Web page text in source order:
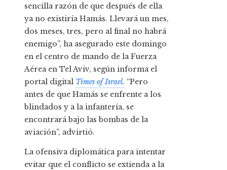
sencilla razón de que después de ella
ya no existiría Hamás. Llevará un mes,
dos meses, tres, pero al final no habrá
enemigo”, ha asegurado este domingo
en el centro de mando de la Fuerza
Aérea en Tel Aviv, según informa el
portal digital Times of Israel. “Pero
antes de que Hamás se enfrente a los
blindados y a la infantería, se
encontrará bajo las bombas de la
aviación”, advirtió.
La ofensiva diplomática para intentar
evitar que el conflicto se extienda a la